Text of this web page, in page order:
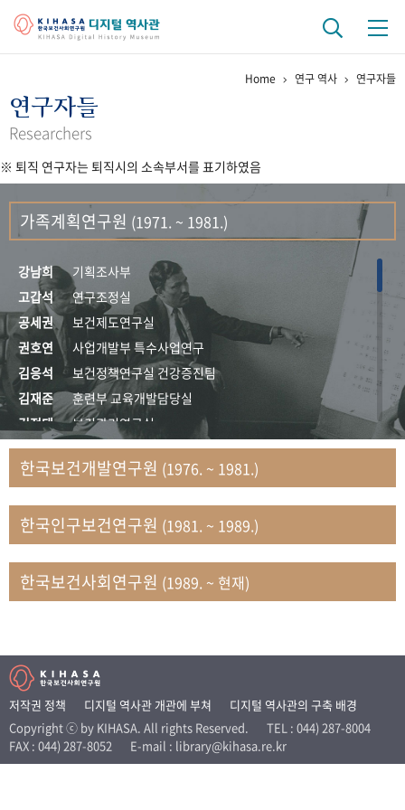
걸어온 길 기관 변천사
연구 역사
정책과 연구 키워드로 보는 연구 역사
연구자들
간행물 변천사
기록물 아카이브
사진 아카이브 문서 기록물 행정박물 영상 기록물
50+1주년 기념
성과 50선 숫자로 보는 50년
세계와 함께 한 KIHASA
VR 역사관
Home 연구 역사 연구자들
연구자들
Researchers
※ 퇴직 연구자는 퇴직시의 소속부서를 표기하였음
가족계획연구원 (1971. ~ 1981.)
강남희
기획조사부
고갑석
연구조정실
공세권
보건제도연구실
권호연
사업개발부 특수사업연구
김응석
보건정책연구실 건강증진팀
김재준
훈련부 교육개발담당실
김정태
보건관리연구실
김지자
연구부 사회개발담당실
김태룡
조사평가부 연구과
문현상
가족복지연구실 인구가족연구팀
박인화
보건정책연구실
박재빈
연구부 인구역학담당실
변종화
보건정책연구실 건강증진팀
송건용
보건정책연구실
송태민
정보통계연구실 빅데이터연구센터
신희설
사업개발부 국제협력연구실
이규식
의료보험연구실
이문기
훈련부
한국보건개발연구원 (1976. ~ 1981.)
한국인구보건연구원 (1981. ~ 1989.)
한국보건사회연구원 (1989. ~ 현재)
저작권 정책 디지털 역사관 개관에 부쳐
디지털 역사관의 구축 배경
Copyright ⓒ by KIHASA. All rights Reserved.
TEL : 044) 287-8004
FAX : 044) 287-8052
E-mail : library@kihasa.re.kr